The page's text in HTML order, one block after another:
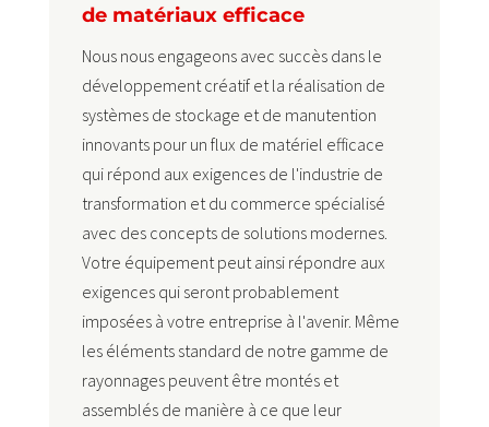
de matériaux efficace
Nous nous engageons avec succès dans le
développement créatif et la réalisation de
systèmes de stockage et de manutention
innovants pour un flux de matériel efficace
qui répond aux exigences de l'industrie de
transformation et du commerce spécialisé
avec des concepts de solutions modernes.
Votre équipement peut ainsi répondre aux
exigences qui seront probablement
imposées à votre entreprise à l'avenir. Même
les éléments standard de notre gamme de
rayonnages peuvent être montés et
assemblés de manière à ce que leur